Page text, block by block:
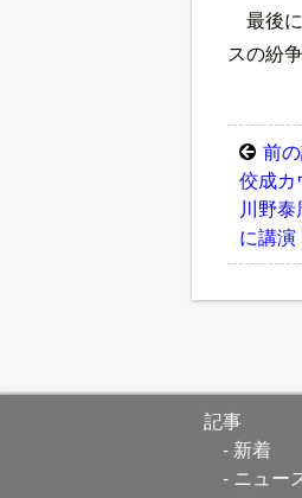
最後
スの紛
前
佼成
川野
に講演
記事
新着
ニュー